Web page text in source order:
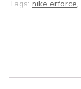
Tags: nike erforce,